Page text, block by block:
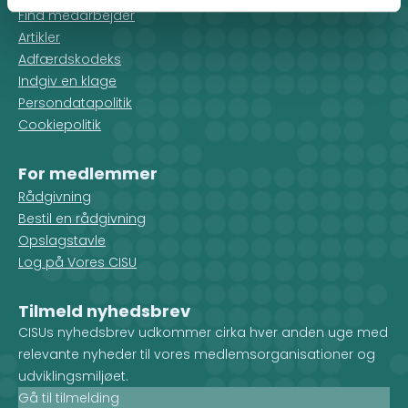
Find medarbejder
Artikler
Adfærdskodeks
Indgiv en klage
Persondatapolitik
Cookiepolitik
For medlemmer
Rådgivning
Bestil en rådgivning
Opslagstavle
Log på Vores CISU
Tilmeld nyhedsbrev
CISUs nyhedsbrev udkommer cirka hver anden uge med
relevante nyheder til vores medlemsorganisationer og
udviklingsmiljøet.
Gå til tilmelding